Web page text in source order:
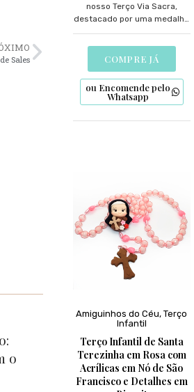
Sales
o
nosso Terço Via Sacra,
destacado por uma medalha
dupla face meticulosamente
desenhada.
COMPRE JÁ
ou Encomende pelo
Whatsapp
Amiguinhos do Céu,Terço
Infantil
Terço Infantil de Santa
Terezinha em Rosa com
Acrílicas em Nó de São
Francisco e Detalhes em